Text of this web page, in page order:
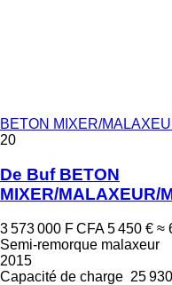
BETON MIXER/
20
De Buf BETON
MIXER/MALAXEUR/
3 573 000 F CFA 5 450 € ≈
Semi-remorque malaxeur
2015
Capacité de charge 25